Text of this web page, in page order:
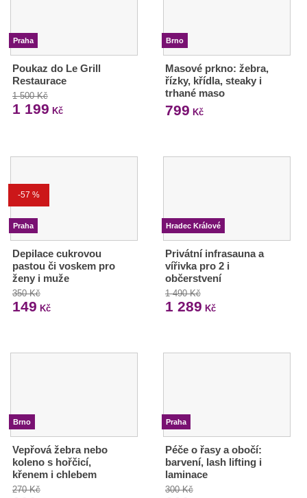
Praha
Poukaz do Le Grill
Restaurace
1 500 Kč
1 199 Kč
Brno
Masové prkno: žebra,
řízky, křídla, steaky i
trhané maso
799 Kč
-57 %
Praha
Depilace cukrovou
pastou či voskem pro
ženy i muže
350 Kč
149 Kč
Hradec Králové
Privátní infrasauna a
vířivka pro 2 i
občerstvení
1 490 Kč
1 289 Kč
Brno
Vepřová žebra nebo
koleno s hořčicí,
křenem i chlebem
270 Kč
Praha
Péče o řasy a obočí:
barvení, lash lifting i
laminace
300 Kč